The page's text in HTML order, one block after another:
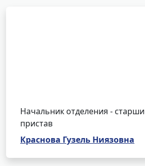
Начальник отделения -
пристав
Краснова Гузель Ниязовна